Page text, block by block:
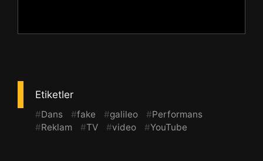
Etiketler
#Dans #fake #galileo #Performans
#Reklam #TV #video #YouTube